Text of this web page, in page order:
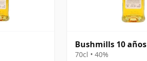
Bushmills 10 años
70cl • 40%